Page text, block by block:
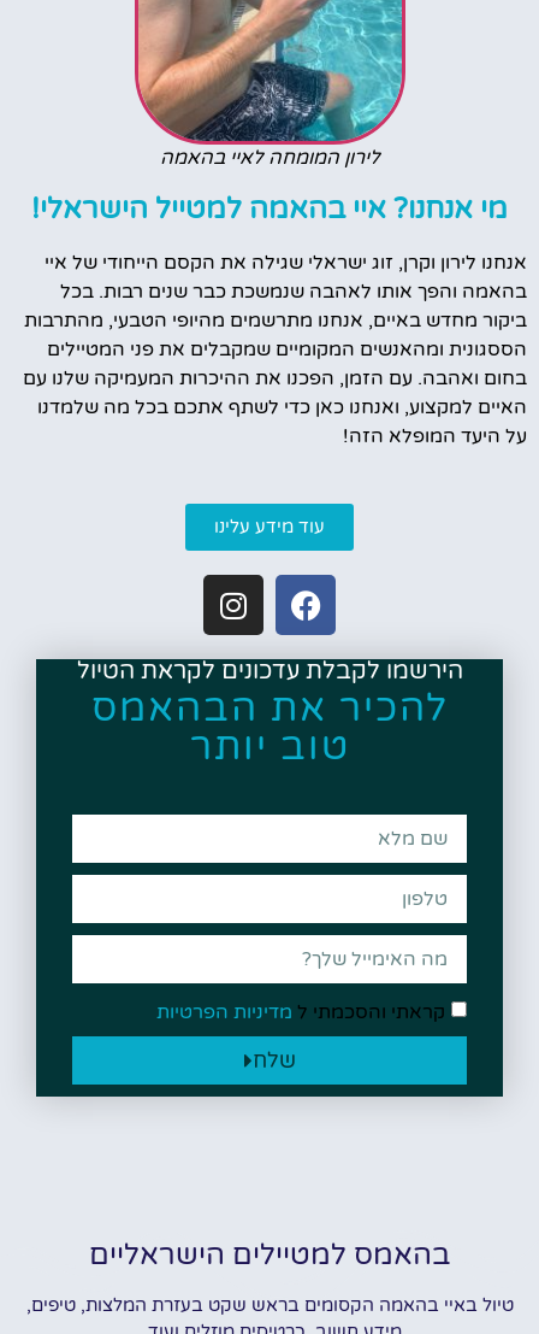
לירון המומחה לאיי בהאמה
מי אנחנו? איי בהאמה למטייל הישראלי!
אנחנו לירון וקרן, זוג ישראלי שגילה את הקסם הייחודי של איי
בהאמה והפך אותו לאהבה שנמשכת כבר שנים רבות. בכל
ביקור מחדש באיים, אנחנו מתרשמים מהיופי הטבעי, מהתרבות
הססגונית ומהאנשים המקומיים שמקבלים את פני המטיילים
בחום ואהבה. עם הזמן, הפכנו את ההיכרות המעמיקה שלנו עם
האיים למקצוע, ואנחנו כאן כדי לשתף אתכם בכל מה שלמדנו
על היעד המופלא הזה!
עוד מידע עלינו
הירשמו לקבלת עדכונים לקראת הטיול
להכיר את הבהאמס
טוב יותר
קראתי והסכמתי ל מדיניות הפרטיות
שלח
בהאמס למטיילים הישראליים
טיול באיי בהאמה הקסומים בראש שקט בעזרת המלצות, טיפים,